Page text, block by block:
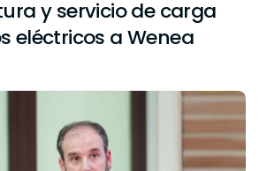
y servicio de carga
eléctricos a Wenea